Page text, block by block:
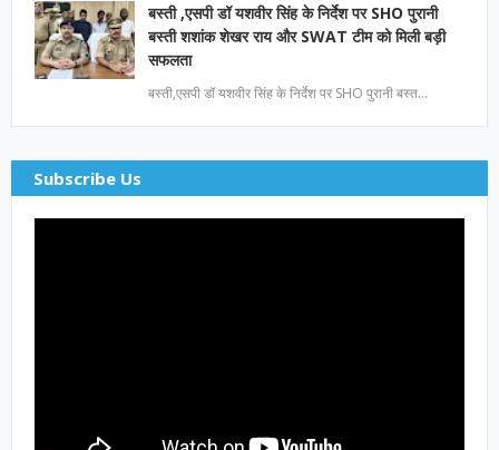
बस्ती ,एसपी डॉ यशवीर सिंह के निर्देश पर SHO पुरानी
बस्ती शशांक शेखर राय और SWAT टीम को मिली बड़ी
सफलता
बस्ती,एसपी डॉ यशवीर सिंह के निर्देश पर SHO पुरानी बस्त…
Subscribe Us